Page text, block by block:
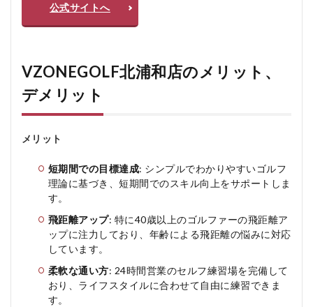
公式サイトへ
VZONEGOLF北浦和店のメリット、
デメリット
メリット
短期間での目標達成: シンプルでわかりやすいゴルフ
理論に基づき、短期間でのスキル向上をサポートしま
す。
飛距離アップ: 特に40歳以上のゴルファーの飛距離ア
ップに注力しており、年齢による飛距離の悩みに対応
しています。
柔軟な通い方: 24時間営業のセルフ練習場を完備して
おり、ライフスタイルに合わせて自由に練習できま
す。